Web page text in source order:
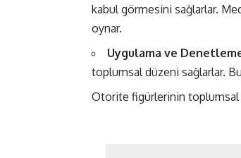
kabul görmesini sağlarlar.
oynar.
Uygulama ve
toplumsal düzeni sağlarlar.
Otorite figürlerinin toplumsal